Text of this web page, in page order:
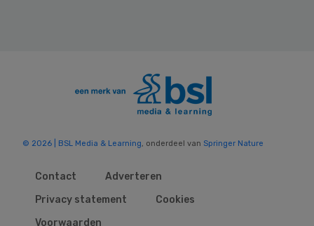
© 2026 | BSL Media & Learning, onderdeel van Springer Nature
Contact
Adverteren
Privacy statement
Cookies
Voorwaarden